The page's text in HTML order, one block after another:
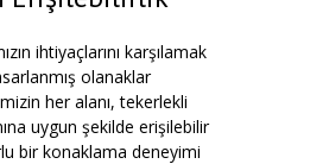
ihtiyaçlarını karşılamak
olanaklar
her alanı, tekerlekli
uygun şekilde erişilebilir
bir konaklama deneyimi